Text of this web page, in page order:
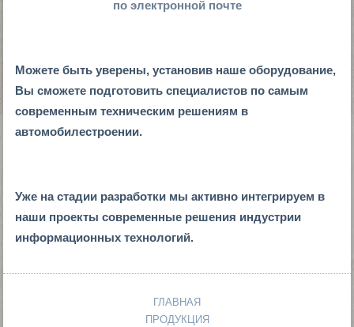
по электронной почте
Можете быть уверены, установив наше оборудование,
Вы сможете подготовить специалистов по самым
современным техническим решениям в
автомобилестроении.
Уже на стадии разработки мы активно интегрируем в
наши проекты современные решения индустрии
информационных технологий.
ГЛАВНАЯ
ПРОДУКЦИЯ